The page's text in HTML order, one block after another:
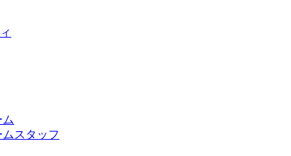
理規定
ドライン
良
サービスについて
J3リーグ2026/27シーズン試合観戦チケット
ム
ムスタッフ